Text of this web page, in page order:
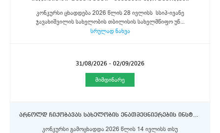
კონკურსი ცხადდება 2026 წლის 28 ივლისს სსიპ-ივანე
ჯავახიშვილის სახელობის თბილისის სახელმწიფო უნ...
სრულად ნახვა
31/08/2026 - 02/09/2026
მიმდინარე
არნოლდ ჩიქობავას სახელობის ენათმეცნიერების ინსტიტუტი - თარგმნითი ლექსიკონებისა და სამეცნიერო ტერმინოლოგიის განყოფილების მეცნიერი თანამშრომელი
კონკურსი გამოცხადდა 2026 წლის 14 ივლისს თსუ